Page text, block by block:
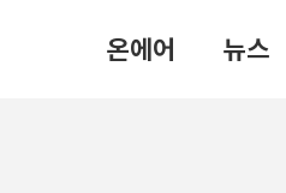
온에어 뉴스